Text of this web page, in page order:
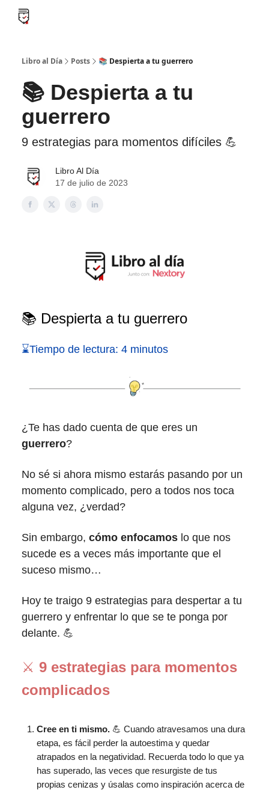
Libro al Día Posts 📚 Despierta a tu guerrero
📚 Despierta a tu
guerrero
9 estrategias para momentos difíciles 💪
Libro Al Día
17 de julio de 2023
📚 Despierta a tu guerrero
⌛Tiempo de lectura: 4 minutos
¿Te has dado cuenta de que eres un
guerrero?
No sé si ahora mismo estarás pasando por un
momento complicado, pero a todos nos toca
alguna vez, ¿verdad?
Sin embargo, cómo enfocamos lo que nos
sucede es a veces más importante que el
suceso mismo…
Hoy te traigo 9 estrategias para despertar a tu
guerrero y enfrentar lo que se te ponga por
delante. 💪
⚔️ 9 estrategias para momentos
complicados
Cree en ti mismo. 💪 Cuando atravesamos una dura
etapa, es fácil perder la autoestima y quedar
atrapados en la negatividad. Recuerda todo lo que ya
has superado, las veces que resurgiste de tus
propias cenizas y úsalas como inspiración acerca de